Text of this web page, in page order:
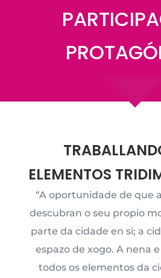
ELEMENTOS
“A oportunidade de que
descubran o seu propio
parte da cidade en si; a
espazo de xogo. A nena
todos os elementos da